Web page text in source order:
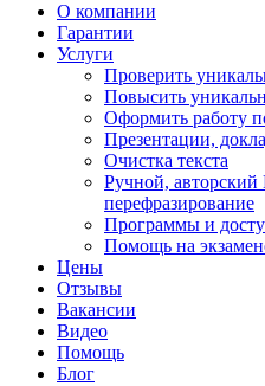
О компании
Гарантии
Услуги
Проверить
Повысить
Оформить работу
Презентации,
Очистка текста
Ручной, авторский
перефразирование
Программы и
Помощь на
Цены
Отзывы
Вакансии
Видео
Помощь
Блог